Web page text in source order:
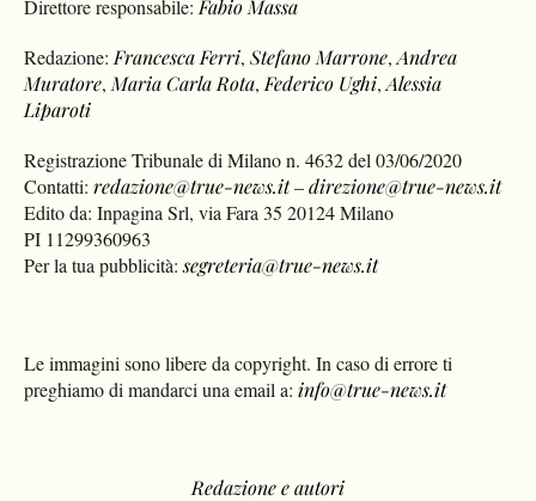
Direttore responsabile: Fabio Massa
Redazione: Francesca Ferri,Stefano Marrone,Andrea
Muratore, Maria Carla Rota, Federico Ughi,Alessia
Liparoti
Registrazione Tribunale di Milano n. 4632 del 03/06/2020
Contatti:redazione@true-news.it–direzione@true-news.it
Edito da: Inpagina Srl, via Fara 35 20124 Milano
PI 11299360963
Per la tua pubblicità:segreteria@true-news.it
Le immagini sono libere da copyright. In caso di errore ti
preghiamo di mandarci una email a: info@true-news.it
Redazione e autori